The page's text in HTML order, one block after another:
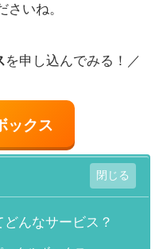
いね。
を申し込んでみる！／
ックス
んなサービス？